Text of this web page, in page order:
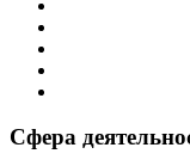
Сфера